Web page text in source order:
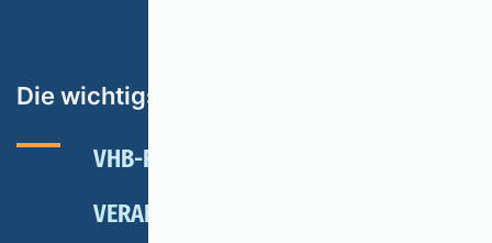
Die wichtigsten Themen
VHB-RATING 2024
VERANSTALTUNGEN